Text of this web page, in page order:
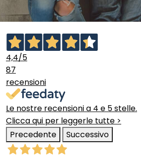
4,4/5
87
recensioni
Le nostre recensioni a 4 e 5 stelle.
Clicca qui per leggerle tutte >
Precedente
Successivo